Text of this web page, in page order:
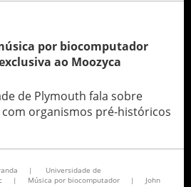
por biocomputador
ao Moozyca
de Plymouth fala sobre
organismos pré-históricos
|
Universidade de
| Música por biocomputador |
John